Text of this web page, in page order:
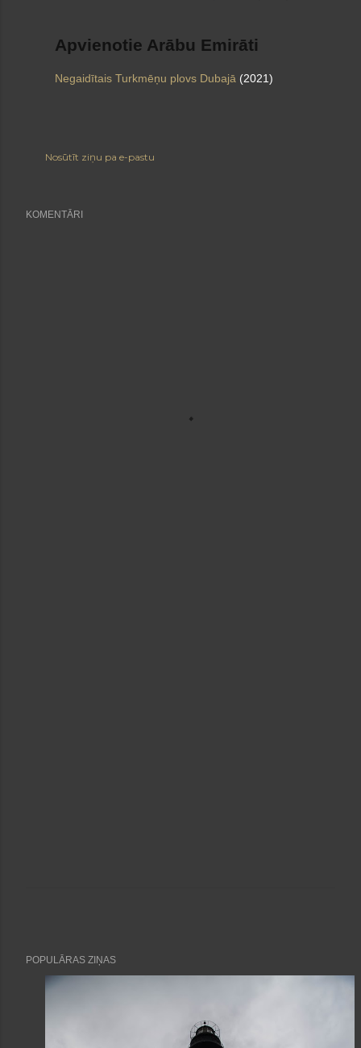
Apvienotie Arābu Emirāti
Negaidītais Turkmēņu plovs Dubajā (2021)
Nosūtīt ziņu pa e-pastu
KOMENTĀRI
POPULĀRAS ZIŅAS